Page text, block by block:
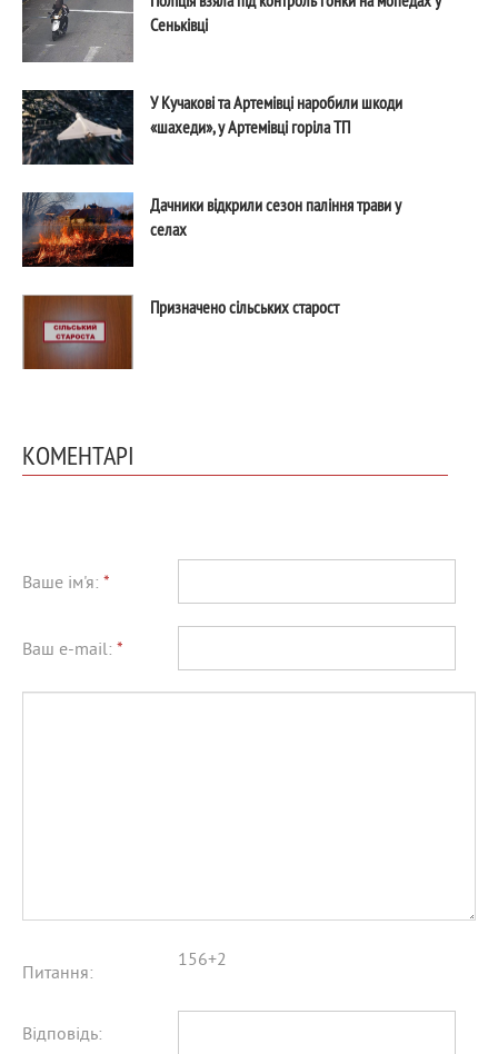
Сеньківці
У Кучакові та Артемівці наробили шкоди
«шахеди», у Артемівці горіла ТП
Дачники відкрили сезон паління трави у
селах
Призначено сільських старост
КОМЕНТАРІ
Ваше ім'я: *
Ваш e-mail: *
Питання:
156+2
Відповідь: